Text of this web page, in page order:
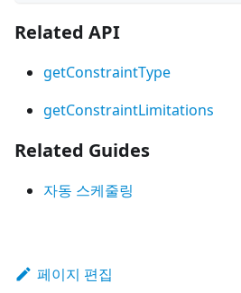
Related API
getConstraintType
getConstraintLimitations
Related Guides
자동 스케줄링
페이지 편집